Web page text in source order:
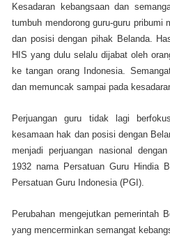
Kesadaran kebangsaan dan
tumbuh mendorong guru-guru pribumi
dan posisi dengan pihak Belanda.
HIS yang dulu selalu dijabat oleh
ke tangan orang Indonesia.
dan memuncak sampai pada
Perjuangan guru tidak lagi
kesamaan hak dan posisi dengan
menjadi perjuangan nasional
1932 nama Persatuan Guru Hindia
Persatuan Guru Indonesia (PGI).
Perubahan mengejutkan pemerintah
yang mencerminkan semangat